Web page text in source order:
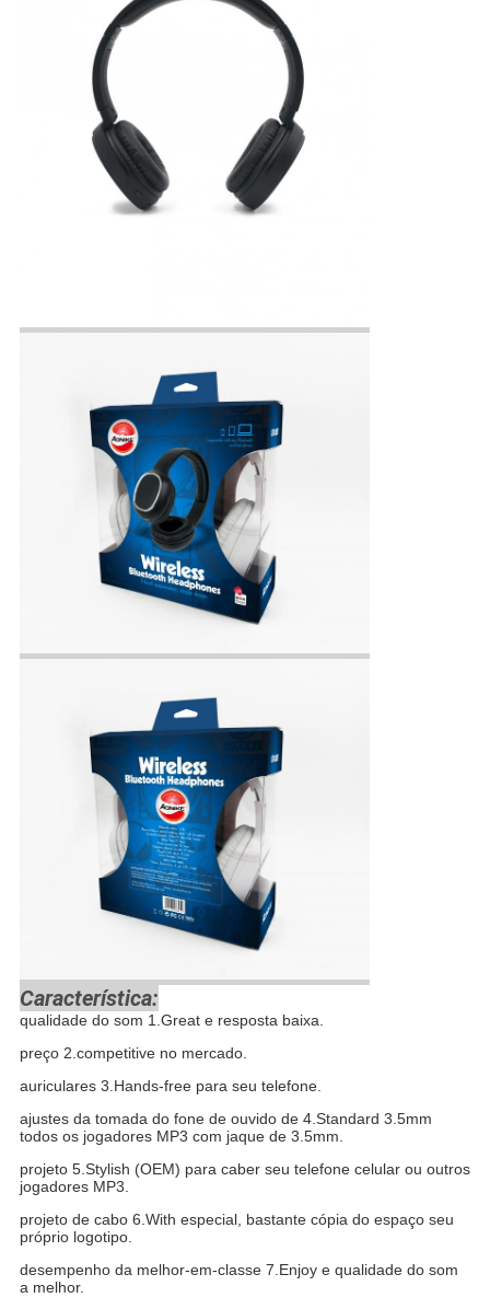
Característica:
qualidade do som 1.Great e resposta baixa.
preço 2.competitive no mercado.
auriculares 3.Hands-free para seu telefone.
ajustes da tomada do fone de ouvido de 4.Standard 3.5mm
todos os jogadores MP3 com jaque de 3.5mm.
projeto 5.Stylish (OEM) para caber seu telefone celular ou outros
jogadores MP3.
projeto de cabo 6.With especial, bastante cópia do espaço seu
próprio logotipo.
desempenho da melhor-em-classe 7.Enjoy e qualidade do som
a melhor.